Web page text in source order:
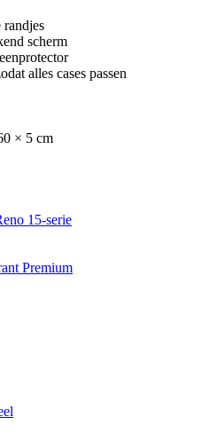
scherm
alles cases passen
× 5 cm
15-serie
Premium